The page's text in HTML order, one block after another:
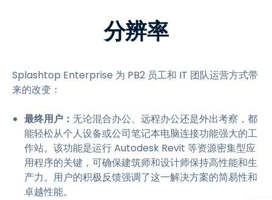
分辨率
Splashtop Enterprise 为 PB2 员工和 IT 团队运营方式带
来的改变：
最终用户： 无论混合办公、远程办公还是外出考察，都
能轻松从个人设备或公司笔记本电脑连接功能强大的工
作站。该功能是运行 Autodesk Revit 等资源密集型应
用程序的关键，可确保建筑师和设计师保持高性能和生
产力。用户的积极反馈强调了这一解决方案的简易性和
卓越性能。